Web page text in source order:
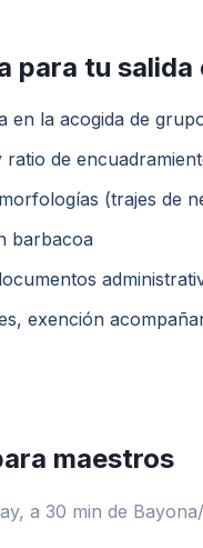
para tu salida
en la acogida de
de
(trajes de
barbacoa
exención
maestros
a 30 min de